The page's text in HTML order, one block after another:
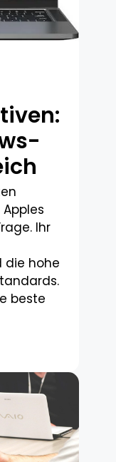
Ihr
die hohe
beste